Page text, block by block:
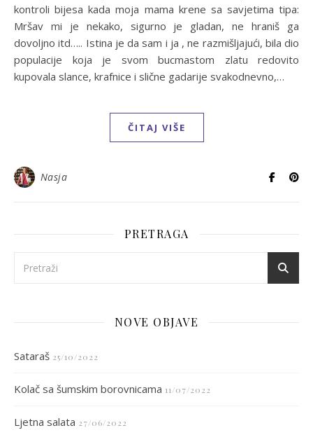
kontroli bijesa kada moja mama krene sa savjetima tipa:
Mršav mi je nekako, sigurno je gladan, ne hraniš ga
dovoljno itd….. Istina je da sam i ja , ne razmišljajući, bila dio
populacije koja je svom bucmastom zlatu redovito
kupovala slance, krafnice i slične gadarije svakodnevno,…
ČITAJ VIŠE
Nasja
PRETRAGA
NOVE OBJAVE
Sataraš 25/10/2022
Kolač sa šumskim borovnicama 11/07/2022
Ljetna salata 27/06/2022